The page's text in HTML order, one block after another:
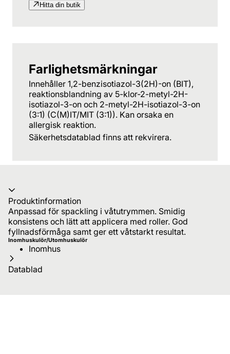
Hitta din butik
Farlighetsmärkningar
Innehåller 1,2-benzisotiazol-3(2H)-on (BIT),
reaktionsblandning av 5-klor-2-metyl-2H-
isotiazol-3-on och 2-metyl-2H-isotiazol-3-on
(3:1) (C(M)IT/MIT (3:1)). Kan orsaka en
allergisk reaktion.
Säkerhetsdatablad finns att rekvirera.
Produktinformation
Anpassad för spackling i våtutrymmen. Smidig
konsistens och lätt att applicera med roller. God
fyllnadsförmåga samt ger ett våtstarkt resultat.
Inomhuskulör/Utomhuskulör
Inomhus
Datablad